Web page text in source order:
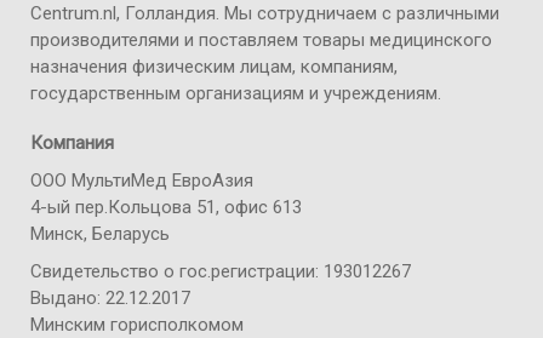
Centrum.nl, Голландия. Мы сотрудничаем с различными
производителями и поставляем товары медицинского
назначения физическим лицам, компаниям,
государственным организациям и учреждениям.
Компания
ООО МультиМед ЕвроАзия
4-ый пер.Кольцова 51, офис 613
Минск, Беларусь
Свидетельство о гос.регистрации: 193012267
Выдано: 22.12.2017
Минским горисполкомом